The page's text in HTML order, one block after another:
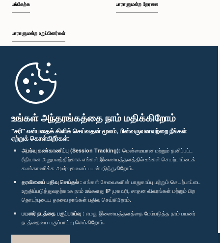
உங்கள் அந்தரங்கத்தை நாம் மதிக்கிறோம்
"சரி" என்பதைக் கிளிக் செய்வதன் மூலம், பின்வருவனவற்றை நீங்கள்
ஏற்றுக் கொள்கிறீர்கள்:
அமர்வு கண்காணிப்பு (Session Tracking): மென்மையான மற்றும் தனிப்பட்ட
ரீதியான அனுபவத்திற்காக எங்கள் இணையத்தளத்தில் உங்கள் செயற்பாட்டைக்
கண்காணிக்க அமர்வுகளைப் பயன்படுத்துகிறோம்.
தரவினைப் பதிவு செய்தல் : எங்கள் சேவைகளின் பாதுகாப்பு மற்றும் செயற்பாட்டை
உறுதிப்படுத்துவதற்காக நாம் உங்களது IP முகவரி, சாதன விவரங்கள் மற்றும் பிற
தொடர்புடைய தரவை நாங்கள் பதிவு செய்கிறோம்.
பயனர் நடத்தை பகுப்பாய்வு : எமது இணையத்தளத்தை மேம்படுத்த நாம் பயனர்
நடத்தையை பகுப்பாய்வு செய்கிறோம்.
பங்கேற்க
பாராளுமன்ற உறுப்பினர்கள்
முதற்பக்கம்
பாராளுமன்ற நேரலை
பாராளுமன்ற கையடக்க செயலி
எம்மை பின்தொடர்க :
விருதுகள்
தனியுரிமைக் கொள்கை